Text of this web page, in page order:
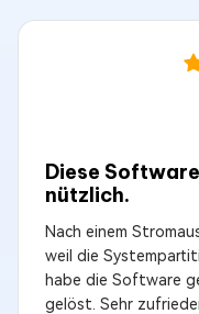
Diese
nützlich.
Nach einem
weil die
habe die Software
gelöst. Sehr